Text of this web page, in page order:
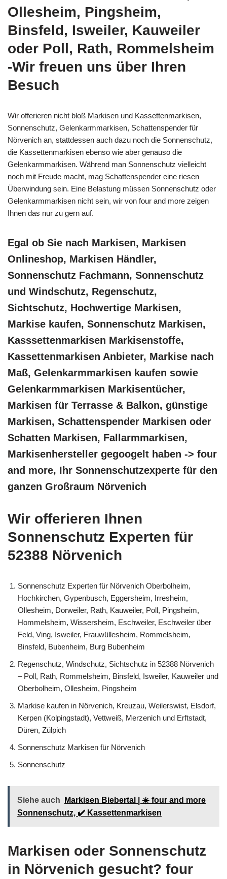
Ollesheim, Pingsheim,
Binsfeld, Isweiler, Kauweiler
oder Poll, Rath, Rommelsheim
-Wir freuen uns über Ihren
Besuch
Wir offerieren nicht bloß Markisen und Kassettenmarkisen,
Sonnenschutz, Gelenkarmmarkisen, Schattenspender für
Nörvenich an, stattdessen auch dazu noch die Sonnenschutz,
die Kassettenmarkisen ebenso wie aber genauso die
Gelenkarmmarkisen. Während man Sonnenschutz vielleicht
noch mit Freude macht, mag Schattenspender eine riesen
Überwindung sein. Eine Belastung müssen Sonnenschutz oder
Gelenkarmmarkisen nicht sein, wir von four and more zeigen
Ihnen das nur zu gern auf.
Egal ob Sie nach Markisen, Markisen
Onlineshop, Markisen Händler,
Sonnenschutz Fachmann, Sonnenschutz
und Windschutz, Regenschutz,
Sichtschutz, Hochwertige Markisen,
Markise kaufen, Sonnenschutz Markisen,
Kasssettenmarkisen Markisenstoffe,
Kassettenmarkisen Anbieter, Markise nach
Maß, Gelenkarmmarkisen kaufen sowie
Gelenkarmmarkisen Markisentücher,
Markisen für Terrasse & Balkon, günstige
Markisen, Schattenspender Markisen oder
Schatten Markisen, Fallarmmarkisen,
Markisenhersteller gegoogelt haben -> four
and more, Ihr Sonnenschutzexperte für den
ganzen Großraum Nörvenich
Wir offerieren Ihnen
Sonnenschutz Experten für
52388 Nörvenich
Sonnenschutz Experten für Nörvenich Oberbolheim,
Hochkirchen, Gypenbusch, Eggersheim, Irresheim,
Ollesheim, Dorweiler, Rath, Kauweiler, Poll, Pingsheim,
Hommelsheim, Wissersheim, Eschweiler, Eschweiler über
Feld, Ving, Isweiler, Frauwüllesheim, Rommelsheim,
Binsfeld, Bubenheim, Burg Bubenheim
Regenschutz, Windschutz, Sichtschutz in 52388 Nörvenich
– Poll, Rath, Rommelsheim, Binsfeld, Isweiler, Kauweiler und
Oberbolheim, Ollesheim, Pingsheim
Markise kaufen in Nörvenich, Kreuzau, Weilerswist, Elsdorf,
Kerpen (Kolpingstadt), Vettweiß, Merzenich und Erftstadt,
Düren, Zülpich
Sonnenschutz Markisen für Nörvenich
Sonnenschutz
Siehe auch
Markisen Biebertal | ☀️ four and more
Sonnenschutz, ✔️ Kassettenmarkisen
Markisen oder Sonnenschutz
in Nörvenich gesucht? four